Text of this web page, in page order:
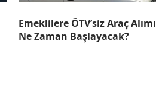
Emeklilere ÖTV’siz Araç Alımı
Ne Zaman Başlayacak?